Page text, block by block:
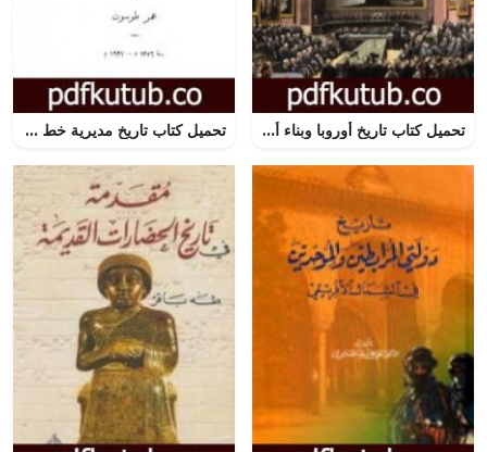
تحميل كتاب تاريخ أوروبا وبناء أسطورة الغرب PDF تأليف جورج قرم مجانا [كامل] تحميل كتاب تاريخ مديرية خط الاستواء المصرية من فتحها إلى ضياعها من سنة 1869 إلى 1889 م – الجزء الثاني PDF تأليف عمر طوسون مجانا [كامل]